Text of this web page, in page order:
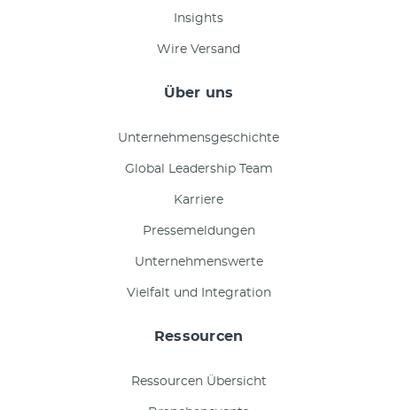
Insights
Wire Versand
Über uns
Unternehmensgeschichte
Global Leadership Team
Karriere
Pressemeldungen
Unternehmenswerte
Vielfalt und Integration
Ressourcen
Ressourcen Übersicht